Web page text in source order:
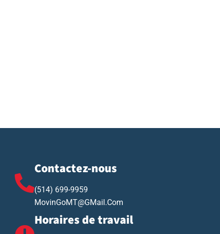
Contactez-nous
(514) 699-9959
MovinGoMT@GMail.Com
Horaires de travail